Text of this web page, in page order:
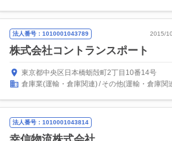
法人番号：1010001043789 2015/
株式会社コントランスポート
東京都中央区日本橋蛎殻町2丁目10番14号
倉庫業(運輸・倉庫関連) その他(運輸・倉庫関
法人番号：1010001043814